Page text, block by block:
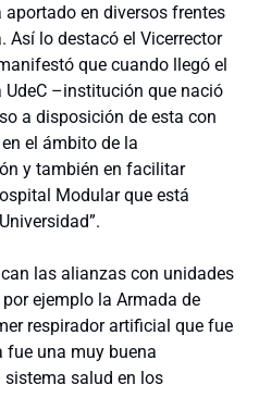
en diversos frentes
Así lo destacó el Vicerrector
que cuando llegó el
UdeC –institución que nació
a disposición de esta con
el ámbito de la
y también en facilitar
Modular que está
las alianzas con unidades
ejemplo la Armada de
respirador artificial que fue
fue una muy buena
salud en los